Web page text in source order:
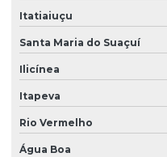
Itatiaiuçu
Santa Maria do Suaçuí
Ilicínea
Itapeva
Rio Vermelho
Água Boa